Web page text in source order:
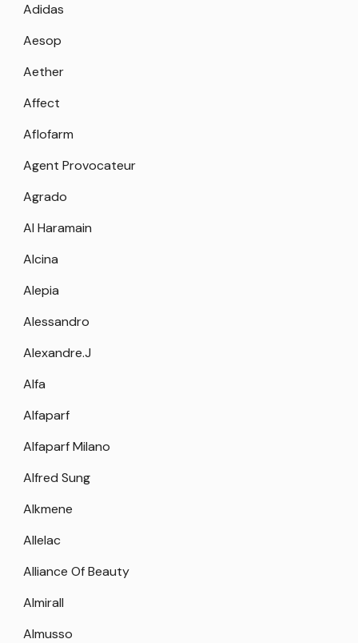
Adidas
Aesop
Aether
Affect
Aflofarm
Agent Provocateur
Agrado
Al Haramain
Alcina
Alepia
Alessandro
Alexandre.J
Alfa
Alfaparf
Alfaparf Milano
Alfred Sung
Alkmene
Allelac
Alliance Of Beauty
Almirall
Almusso